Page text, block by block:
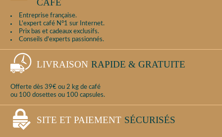
CAFÉ
Entreprise française.
L'expert café N°1 sur Internet.
Prix bas et cadeaux exclusifs.
Conseils d'experts passionnés.
LIVRAISON RAPIDE & GRATUITE
Offerte dès 39€ ou 2 kg de café
ou 100 dosettes ou 100 capsules.
SITE ET PAIEMENT SÉCURISÉS